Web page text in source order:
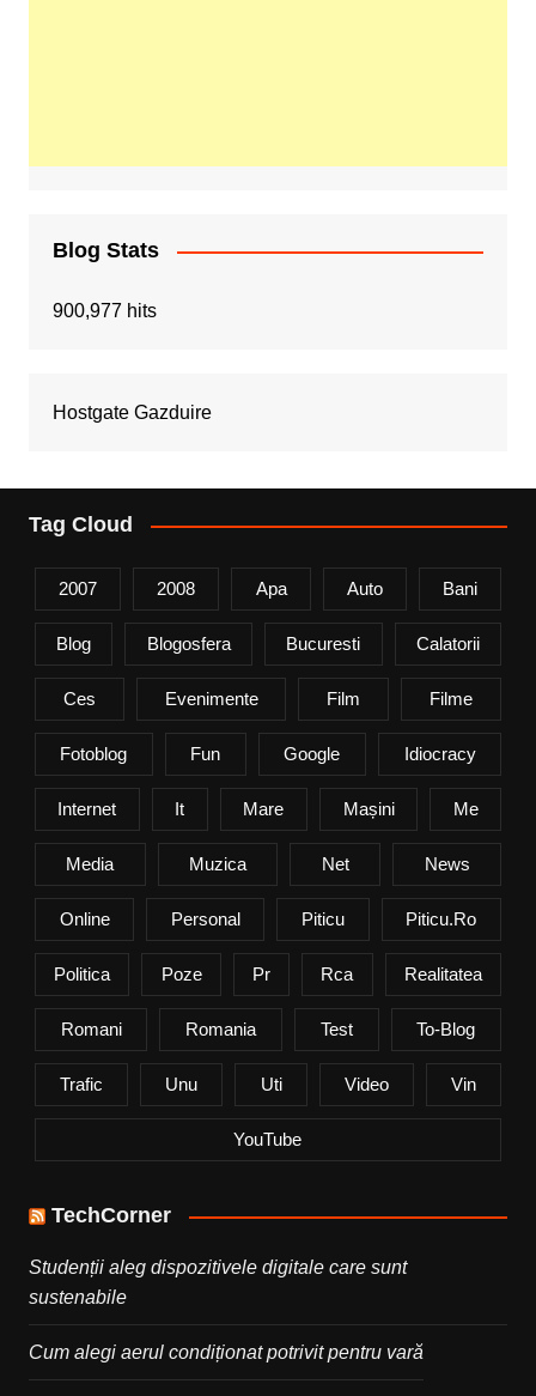
Blog Stats
900,977 hits
Hostgate Gazduire
Tag Cloud
2007 2008 Apa Auto Bani
Blog Blogosfera Bucuresti Calatorii
Ces Evenimente Film Filme
Fotoblog Fun Google Idiocracy
Internet It Mare Mașini Me
Media Muzica Net News
Online Personal Piticu Piticu.ro
Politica Poze Pr Rca Realitatea
Romani Romania Test To-Blog
Trafic Unu Uti Video Vin
YouTube
TechCorner
Studenții aleg dispozitivele digitale care sunt
sustenabile
Cum alegi aerul condiționat potrivit pentru vară